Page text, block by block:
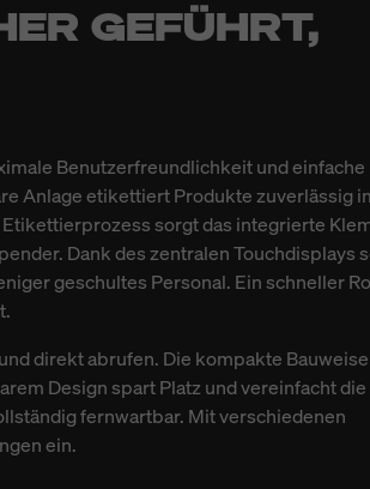
GEFÜHRT,
Benutzerfreundlichkeit und einfache
Anlage etikettiert Produkte zuverlässig
sorgt das integrierte
Dank des zentralen Touchdisplays
geschultes Personal. Ein schneller
direkt abrufen. Die kompakte
Design spart Platz und vereinfacht die
fernwartbar. Mit verschiedenen
ein.